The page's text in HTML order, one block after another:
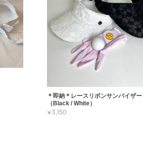
＊即納＊レースリボンサンバイザー
（Black / White）
¥3,150